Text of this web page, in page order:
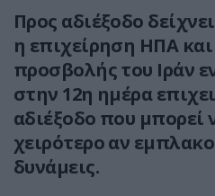
Προς αδιέξοδο
η επιχείρηση ΗΠΑ
προσβολής του Ιράν
στην 12η ημέρα
αδιέξοδο που μπορεί
χειρότερο αν
δυνάμεις.